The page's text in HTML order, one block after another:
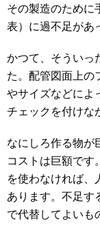
その製造のために
表）に過不足があ
かつて、そういっ
た。配管図面上の
やサイズなどによ
チェックを付けな
なにしろ作る物が
コストは巨額です
を使わなければ、
あります。不足す
で代替してよいも